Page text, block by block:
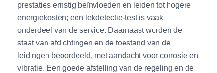
prestaties ernstig beïnvloeden en leiden tot hogere
energiekosten; een lekdetectie-test is vaak
onderdeel van de service. Daarnaast worden de
staat van afdichtingen en de toestand van de
leidingen beoordeeld, met aandacht voor corrosie en
vibratie. Een goede afstelling van de regeling en de